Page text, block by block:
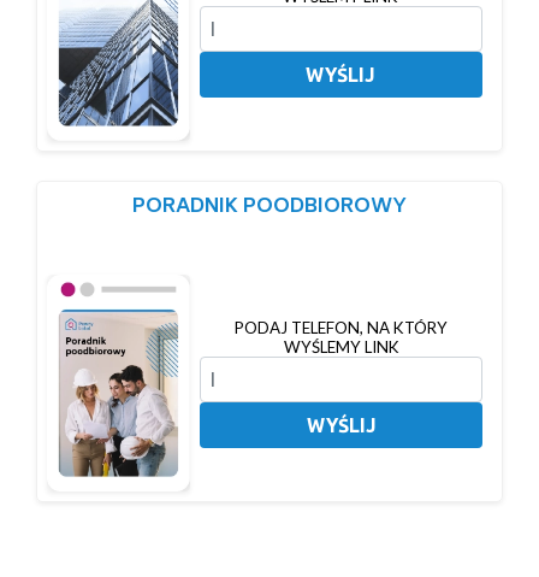
WYŚLIJ
PORADNIK POODBIOROWY
PODAJ TELEFON, NA KTÓRY
WYŚLEMY LINK
WYŚLIJ